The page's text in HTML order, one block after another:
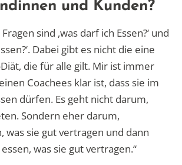
und Kunden?
sind ,was darf ich Essen?‘ und
Dabei gibt es nicht die eine
die für alle gilt. Mir ist immer
Coachees klar ist, dass sie im
dürfen. Es geht nicht darum,
Sondern eher darum,
was sie gut vertragen und dann
was sie gut vertragen.“